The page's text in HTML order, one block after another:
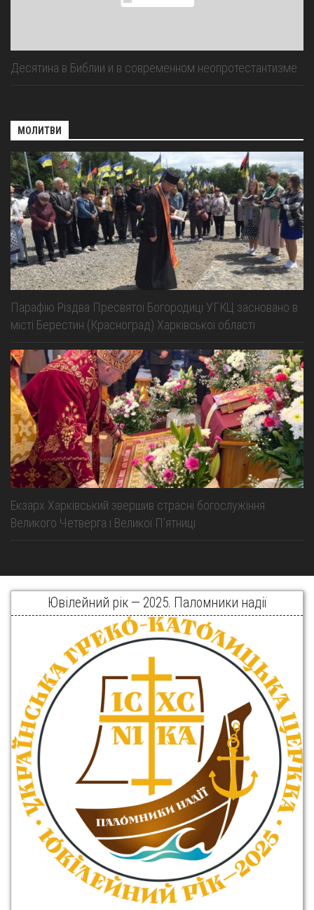
Десятина в Библии и в современном неопротестантизме
МОЛИТВИ
Парафію Різдва Пресвятої Богородиці УГКЦ засновано в
місті Берестин (Красноград) Харківської області
Екзарх Харківський звершив страсні богослужіння
Великого Четверга і Великої Пʼятниці
Ювілейний рік — 2025. Паломники надії